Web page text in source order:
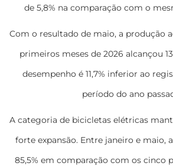
de 5,8% na comparação com o
Com o resultado de maio, a produção
primeiros meses de 2026 alcançou
desempenho é 11,7% inferior ao
período do ano
A categoria de bicicletas elétricas
forte expansão. Entre janeiro e maio,
85,5% em comparação com os cinco